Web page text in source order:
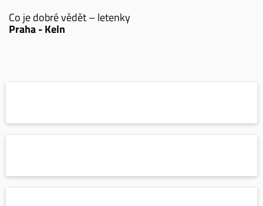
Co je dobré vědět – letenky
Praha - Keln